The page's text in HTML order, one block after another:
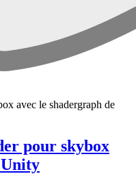
pour skybox
Unity